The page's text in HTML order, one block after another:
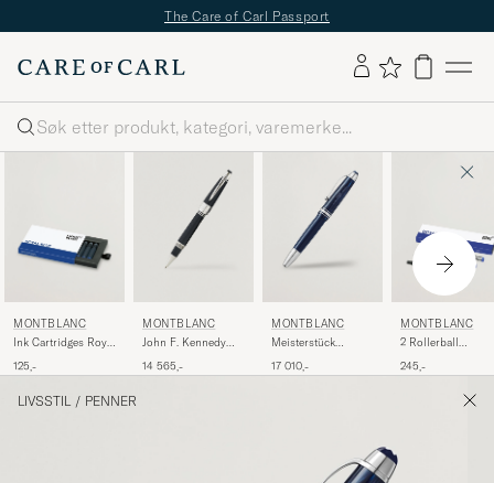
The Care of Carl Passport
Søk
MONTBLANC
Ink Cartridges Royal
125,-
MONTBLANC
John F. Kennedy
Rollerball Blue
14 565,-
MONTBLANC
Meisterstück
LeGrand F Blue
17 010,-
MONTBLANC
2 Rollerball
Royal Blue
245,-
LIVSSTIL / PENNER